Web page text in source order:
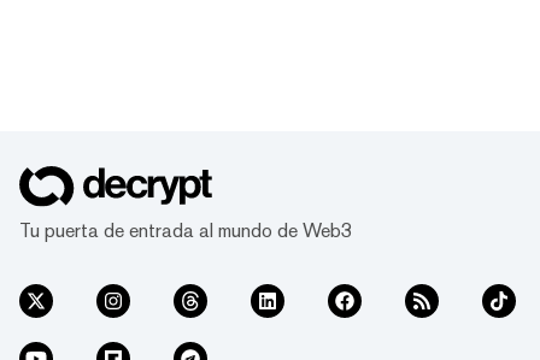
Tu puerta de entrada al mundo de Web3